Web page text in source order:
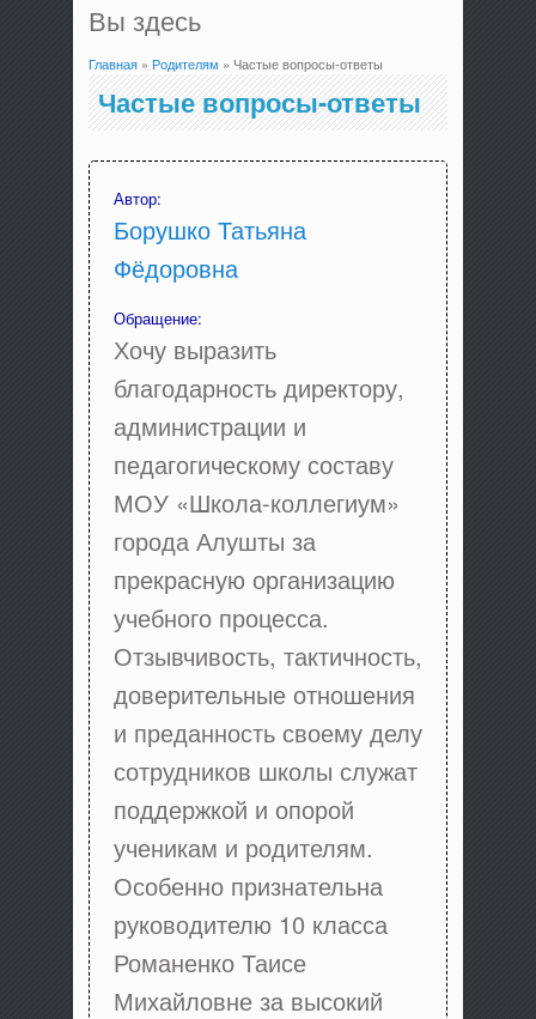
Вы здесь
Главная» Родителям » Частые вопросы-ответы
Частые вопросы-ответы
Автор:
Борушко Татьяна
Фёдоровна
Обращение:
Хочу выразить
благодарность директору,
администрации и
педагогическому составу
МОУ «Школа-коллегиум»
города Алушты за
прекрасную организацию
учебного процесса.
Отзывчивость, тактичность,
доверительные отношения
и преданность своему делу
сотрудников школы служат
поддержкой и опорой
ученикам и родителям.
Особенно признательна
руководителю 10 класса
Романенко Таисе
Михайловне за высокий